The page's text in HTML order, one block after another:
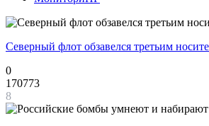
Северный флот обзавелся третьим
0
170773
8